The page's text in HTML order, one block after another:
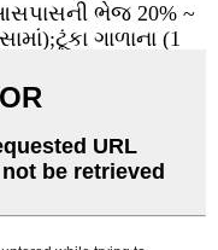
ભેજ 20% ~
ગાળાના (1
(ઘનીકરણ વિનાના
0.6mpa), ફિલ્ટર
C25 છે, અને
છે